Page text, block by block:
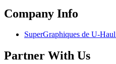
Company Info
SuperGraphiques de U-Haul
Partner With Us